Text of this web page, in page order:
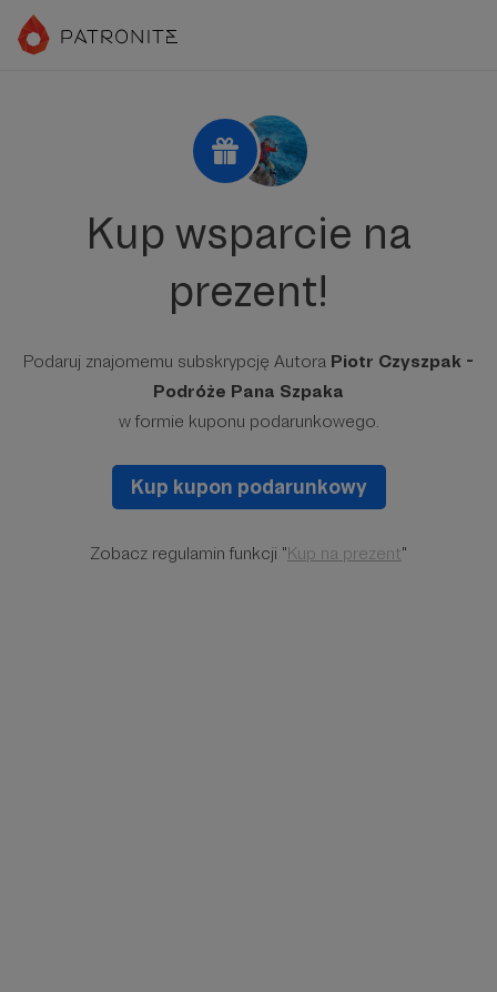
Kup wsparcie na
prezent!
Podaruj znajomemu subskrypcję Autora Piotr Czyszpak -
Podróże Pana Szpaka
w formie kuponu podarunkowego.
Kup kupon podarunkowy
Zobacz regulamin funkcji "Kup na prezent"